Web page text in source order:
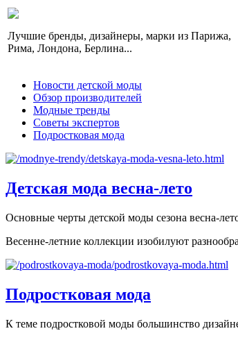
Лучшие бренды, дизайнеры, марки из Парижа,
Рима, Лондона, Берлина...
Новости детской моды
Обзор производителей
Модные тренды
Советы экспертов
Подростковая мода
Детская мода весна-лето
Основные черты детской моды сезона весна-
Весенне-летние коллекции изобилуют
Подростковая мода
К теме подростковой моды большинство